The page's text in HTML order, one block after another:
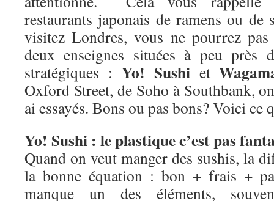
restaurants japonais de ramens ou de
visitez Londres, vous ne pourrez
deux enseignes situées à peu près
stratégiques : Yo! Sushiet
Oxford Street, de Soho à Southbank,
ai essayés. Bons ou pas bons? Voici ce
Yo! Sushi : le plastique c’est pas
Quand on veut manger des sushis, la
la bonne équation : bon + frais +
manque un des éléments,